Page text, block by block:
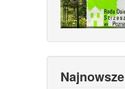
Najnowsze